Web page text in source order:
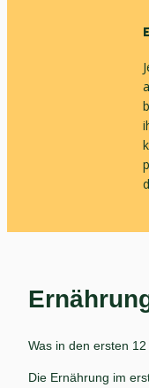
Was in den ersten
Die Ernährung im